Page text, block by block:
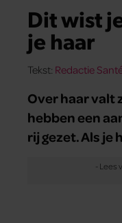
Dit wist
je haar
Tekst: Redactie
Over haar valt
hebben een
rij gezet. Als je